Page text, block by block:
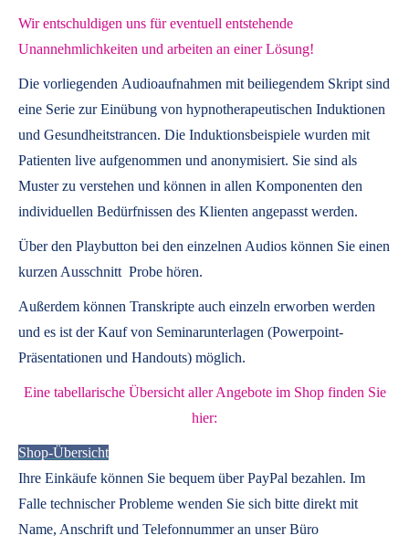
Wir entschuldigen uns für eventuell entstehende
Unannehmlichkeiten und arbeiten an einer Lösung!
Die vorliegenden Audioaufnahmen mit beiliegendem Skript sind
eine Serie zur Einübung von hypnotherapeutischen Induktionen
und Gesundheitstrancen. Die Induktionsbeispiele wurden mit
Patienten live aufgenommen und anonymisiert. Sie sind als
Muster zu verstehen und können in allen Komponenten den
individuellen Bedürfnissen des Klienten angepasst werden.
Über den Playbutton bei den einzelnen Audios können Sie einen
kurzen Ausschnitt Probe hören.
Außerdem können Transkripte auch einzeln erworben werden
und es ist der Kauf von Seminarunterlagen (Powerpoint-
Präsentationen und Handouts) möglich.
Eine tabellarische Übersicht aller Angebote im Shop finden Sie
hier:
Shop-Übersicht
Ihre Einkäufe können Sie bequem über PayPal bezahlen. Im
Falle technischer Probleme wenden Sie sich bitte direkt mit
Name, Anschrift und Telefonnummer an unser Büro